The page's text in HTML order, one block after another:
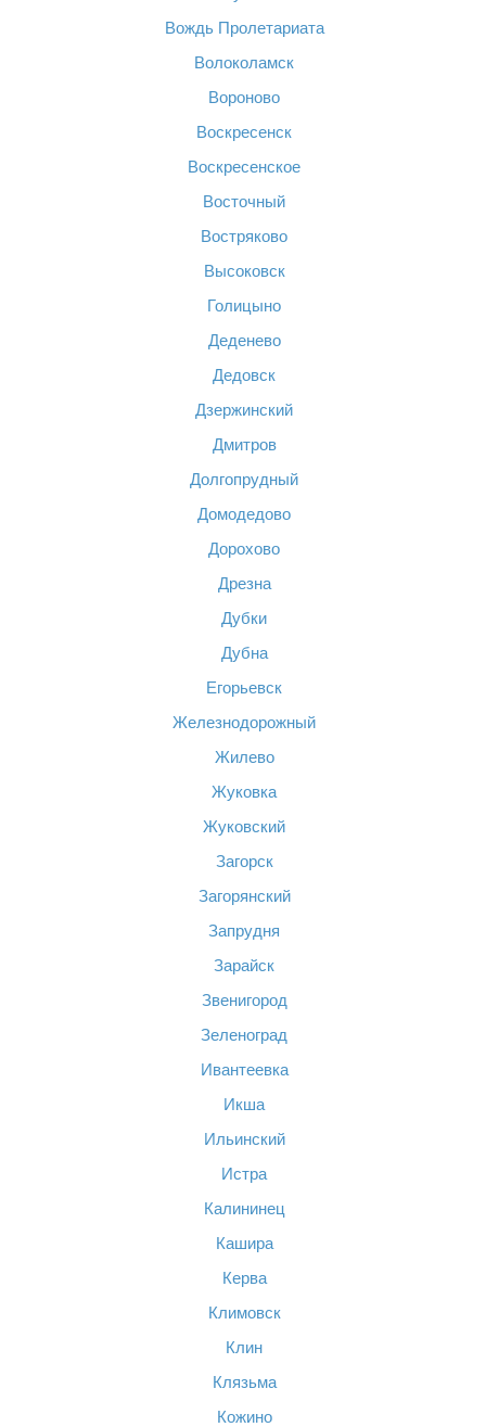
Вождь Пролетариата
Волоколамск
Вороново
Воскресенск
Воскресенское
Восточный
Востряково
Высоковск
Голицыно
Деденево
Дедовск
Дзержинский
Дмитров
Долгопрудный
Домодедово
Дорохово
Дрезна
Дубки
Дубна
Егорьевск
Железнодорожный
Жилево
Жуковка
Жуковский
Загорск
Загорянский
Запрудня
Зарайск
Звенигород
Зеленоград
Ивантеевка
Икша
Ильинский
Истра
Калининец
Кашира
Керва
Климовск
Клин
Клязьма
Кожино